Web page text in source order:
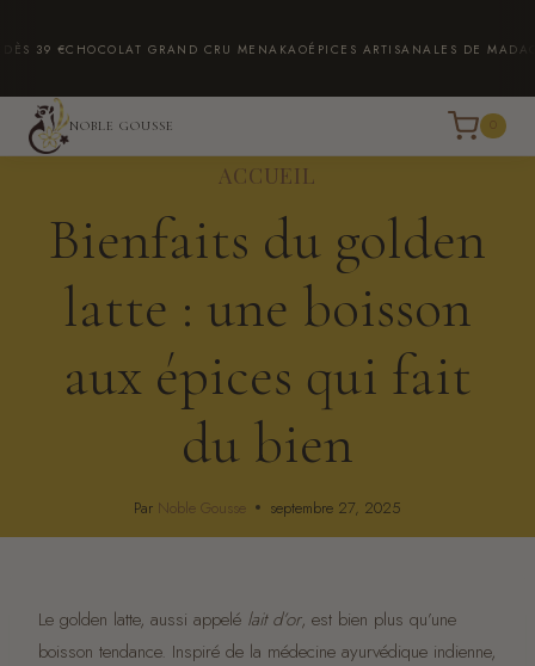
au€ CHOCOLAT GRAND CRU MENAKAOÉPICES ARTISANALES DE
NOBLE GOUSSE
ACCUEIL
Bienfaits du golden
latte : une boisson
aux épices qui fait
du bien
Par Noble Gousse septembre 27, 2025
Le golden latte, aussi appelé lait d’or, est bien plus qu’une
boisson tendance. Inspiré de la médecine ayurvédique indienne,